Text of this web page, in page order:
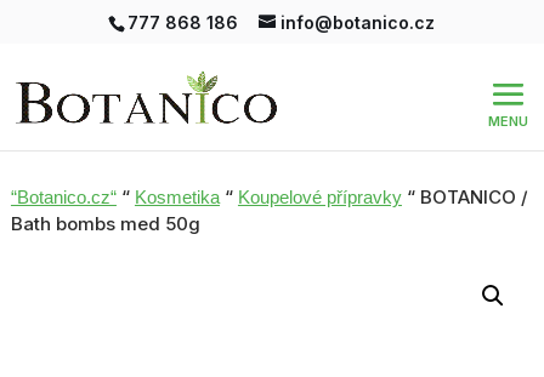
777 868 186 info@botanico.cz
“Botanico.cz““ Kosmetika“ Koupelové přípravky“ BOTANICO /
Bath bombs med 50g